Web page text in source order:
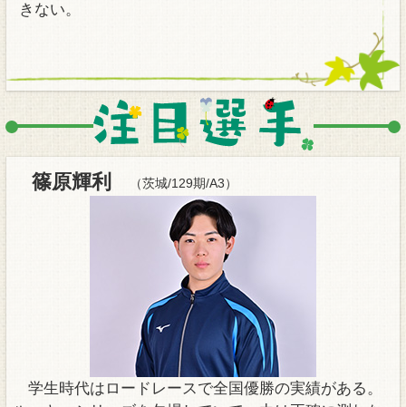
きない。
篠原輝利 （茨城/129期/A3）
学生時代はロードレースで全国優勝の実績がある。